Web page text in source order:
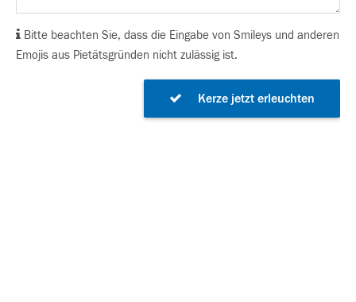
Bitte beachten Sie, dass die Eingabe von Smileys und anderen
Emojis aus Pietätsgründen nicht zulässig ist.
Kerze jetzt erleuchten